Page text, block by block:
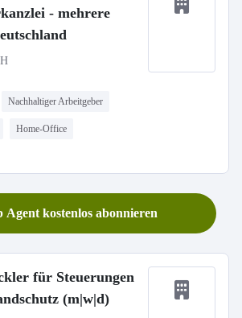
- mehrere
Nachhaltiger Arbeitgeber
Home-Office
Agent kostenlos abonnieren
für Steuerungen
(m|w|d)